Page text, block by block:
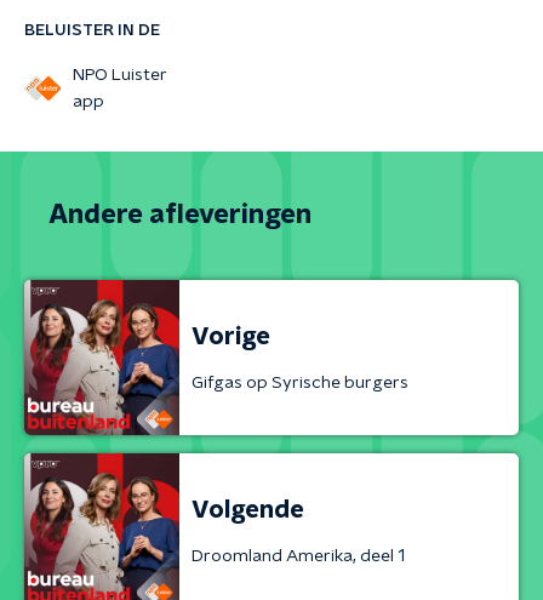
BELUISTER IN DE
NPO Luister
app
Andere afleveringen
Vorige
Gifgas op Syrische burgers
Volgende
Droomland Amerika, deel 1